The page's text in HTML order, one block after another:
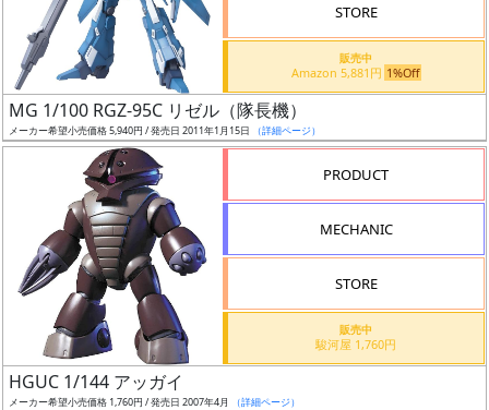
価
格
改
定
予
STORE
販売中
Amazon 5,881円 1%Off
MG 1/100 RGZ-95C リゼル（隊長機）
メーカー希望小売価格 5,940円 / 発売日 2011年1月15日 （詳細ページ）
PRODUCT
MECHANIC
STORE
販売中
駿河屋 1,760円
HGUC 1/144 アッガイ
メーカー希望小売価格 1,760円 / 発売日 2007年4月 （詳細ページ）